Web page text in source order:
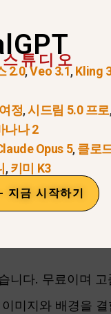
아이디어 10개
롬프트를 사용
지하는 것이 좋습
개를 만들었습
을 통해 스타일
니다. 무료이며
미지와 배경을
튜디오
2.0,Veo 3.1,Kling
정,시드림 5.0 프로
나나 2
Opus 5,클로
,키미 K3
지금 시작하기